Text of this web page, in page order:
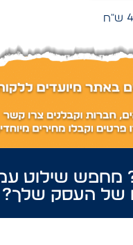
מחפש שילוט
של העסק שלך?